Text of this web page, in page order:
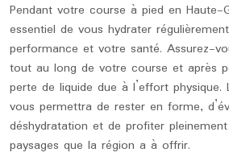
Pendant votre course à pied en Haute-
essentiel de vous hydrater
performance et votre santé. Assurez-
tout au long de votre course et après
perte de liquide due à l’effort physique.
vous permettra de rester en forme,
déshydratation et de profiter
paysages que la région a à offrir.